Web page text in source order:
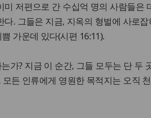
저편으로 간 수십억 명의 사람들은
. 그들은 지금, 지옥의 형벌에 사로잡
가운데 있다(시편 16:11).
가? 지금 이 순간, 그들 모두는 단 두
든 인류에게 영원한 목적지는 오직